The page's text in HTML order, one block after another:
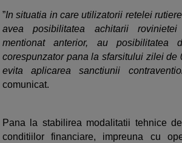
”In situatia in care utilizatorii retelei
avea posibilitatea achitarii
mentionat anterior, au
corespunzator pana la sfarsitului zilei de
evita aplicarea sanctiunii
comunicat.
Pana la stabilirea modalitatii tehnice
conditiilor financiare, impreuna cu